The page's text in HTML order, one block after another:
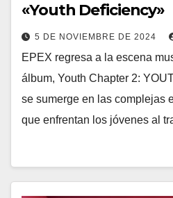
«Youth Deficiency»
5 DE NOVIEMBRE DE 2024
EPEX regresa a la escena
álbum, Youth Chapter 2:
se sumerge en las complejas
que enfrentan los jóvenes al